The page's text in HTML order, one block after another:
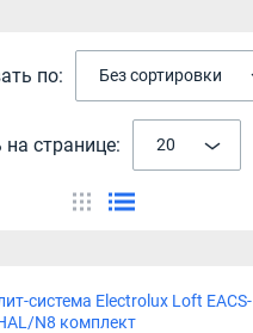
по: Без сортировки
на странице: 20
система Electrolux Loft EACS-
N8 комплект